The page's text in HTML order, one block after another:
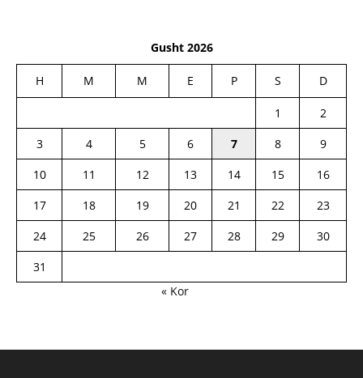
Gusht 2026
H M M E P S D
1
2
3
4 5 6 7 8
9
10
11 12 13 14 15
16
17
18 19 20 21 22
23
24
25 26 27 28 29
30
31
« Kor